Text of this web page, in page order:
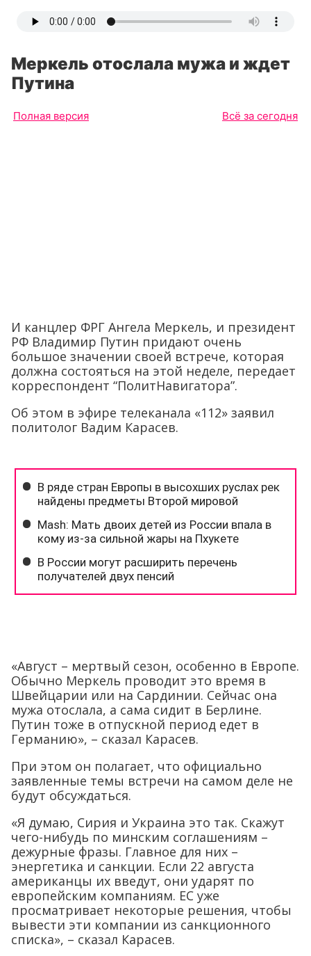
Меркель отослала мужа и ждет
Путина
Полная версия Всё за сегодня
И канцлер ФРГ Ангела Меркель, и президент
РФ Владимир Путин придают очень
большое значении своей встрече, которая
должна состояться на этой неделе, передает
корреспондент “ПолитНавигатора”.
Об этом в эфире телеканала «112» заявил
политолог Вадим Карасев.
«Август – мертвый сезон, особенно в Европе.
Обычно Меркель проводит это время в
Швейцарии или на Сардинии. Сейчас она
мужа отослала, а сама сидит в Берлине.
Путин тоже в отпускной период едет в
Германию», – сказал Карасев.
При этом он полагает, что официально
заявленные темы встречи на самом деле не
будут обсуждаться.
«Я думаю, Сирия и Украина это так. Скажут
чего-нибудь по минским соглашениям –
дежурные фразы. Главное для них –
энергетика и санкции. Если 22 августа
американцы их введут, они ударят по
европейским компаниям. ЕС уже
просматривает некоторые решения, чтобы
вывести эти компании из санкционного
списка», – сказал Карасев.